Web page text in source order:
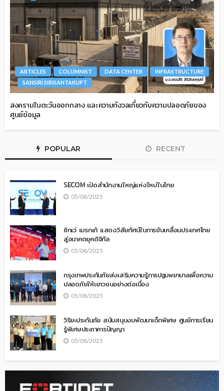
ARTICLES COLUMNIST DATA CENTER
INFRASTRUCTURE
SANSIRI SIRISANTAKUPT
สงครามในตะวันออกกลาง และความกังวลเกี่ยวกับความปลอดภัยของ
ศูนย์ข้อมูล
POPULAR RECENT
SECOM เปิดสำนักงานใหญ่แห่งใหม่ในไทย
05/08/2025
ซิกเว่ เบรกเก้ แสดงวิสัยทัศน์ในการขับเคลื่อนประเทศไทย
สู่อนาคตยุคดิจิทัล
05/08/2025
กรุงเทพประกันภัยส่งเสริมความรู้การปฐมพยาบาลเพื่อความ
ปลอดภัยให้เยาวชนอย่างต่อเนื่อง
05/08/2025
วิริยะประกันภัย สนับสนุนงบพัฒนาเด็กพิเศษ ศูนย์การเรียน
รู้พิเศษประภาคารปัญญา
05/08/2025